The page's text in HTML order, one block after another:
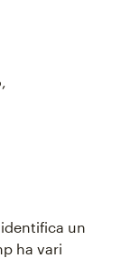
un
ha vari